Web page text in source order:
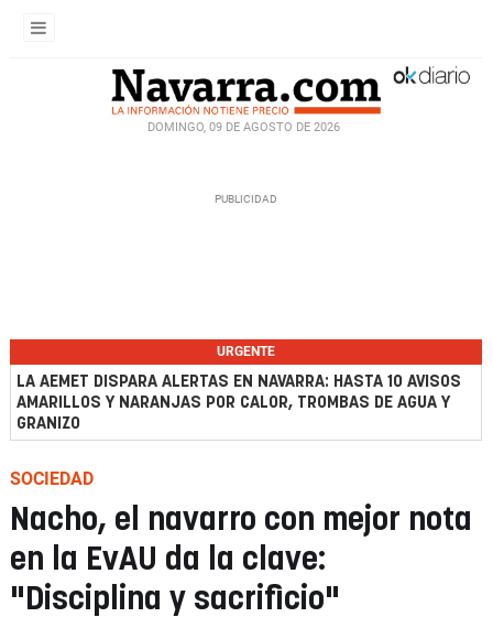
DOMINGO, 09 DE AGOSTO DE 2026
URGENTE
LA AEMET DISPARA ALERTAS EN NAVARRA: HASTA 10 AVISOS
AMARILLOS Y NARANJAS POR CALOR, TROMBAS DE AGUA Y
GRANIZO
SOCIEDAD
Nacho, el navarro con mejor nota
en la EvAU da la clave:
"Disciplina y sacrificio"